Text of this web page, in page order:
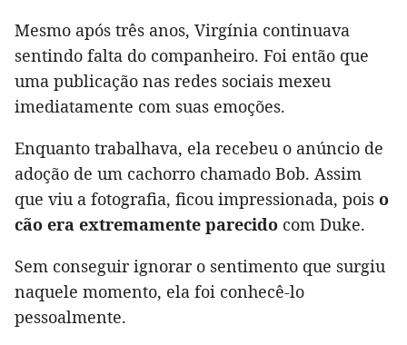
Mesmo após três anos, Virgínia continuava
sentindo falta do companheiro. Foi então que
uma publicação nas redes sociais mexeu
imediatamente com suas emoções.
Enquanto trabalhava, ela recebeu o anúncio de
adoção de um cachorro chamado Bob. Assim
que viu a fotografia, ficou impressionada, pois o
cão era extremamente parecido com Duke.
Sem conseguir ignorar o sentimento que surgiu
naquele momento, ela foi conhecê-lo
pessoalmente.